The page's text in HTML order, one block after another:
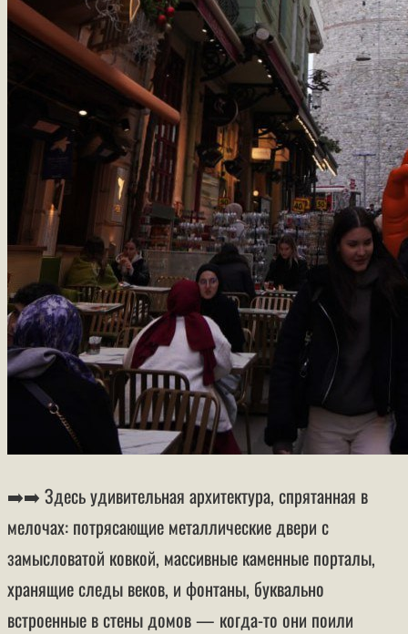
➡️➡️ Здесь удивительная архитектура, спрятанная в
мелочах: потрясающие металлические двери с
замысловатой ковкой, массивные каменные порталы,
хранящие следы веков, и фонтаны, буквально
встроенные в стены домов — когда-то они поили